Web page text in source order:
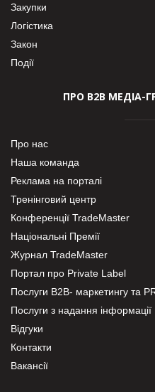
Закупки
Логістика
Закон
Події
ПРО В2В МЕДІА-
Про нас
Наша команда
Реклама на порталі
Тренінговий центр
Конференції TradeMaster
Національні Премії
Журнал TradeMaster
Портал про Private Label
Послуги В2В- маркетингу та PR
Послуги з надання інформації
Відгуки
Контакти
Вакансії